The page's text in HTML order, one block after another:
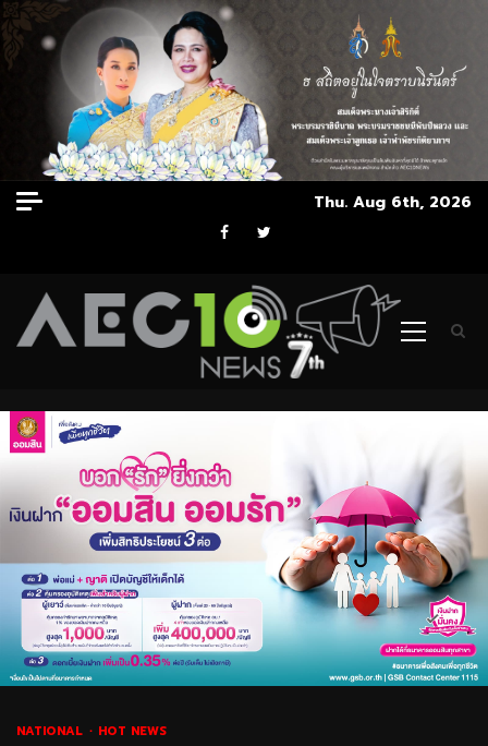
Skip
to
Thu. Aug 6th, 2026
Facebook
Twitter
Primary
NATIONAL HOT NEWS